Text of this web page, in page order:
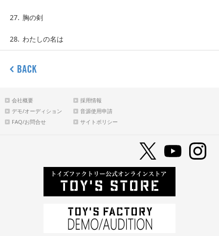
27. 胸の剣
28. わたしの名は
会社概要
採用情報
デモ/オーディション
音源使用申請
FAQ/お問合せ
サイトポリシー